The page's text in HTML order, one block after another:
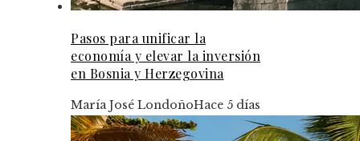
Pasos para unificar la
economía y elevar la inversión
en Bosnia y Herzegovina
María José LondoñoHace 5 días